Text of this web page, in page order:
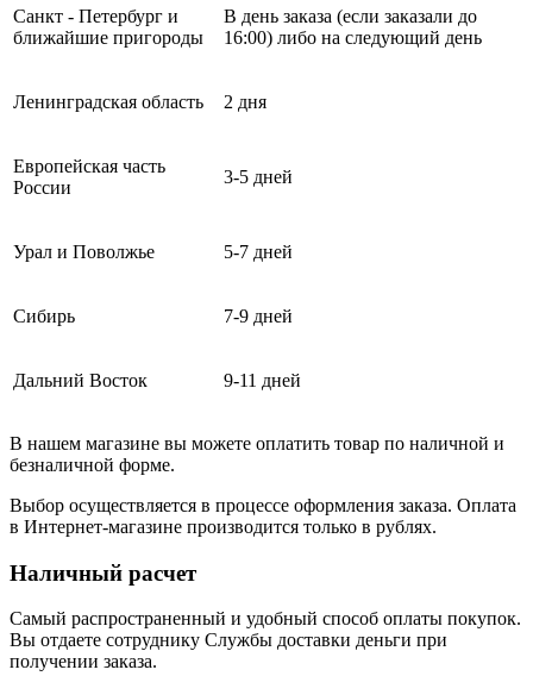
Санкт - Петербург и
ближайшие пригороды
В день заказа (если заказали до
16:00) либо на следующий день
Ленинградская область 2 дня
Европейская часть
России
3-5 дней
Урал и Поволжье 5-7 дней
Сибирь 7-9 дней
Дальний Восток 9-11 дней
В нашем магазине вы можете оплатить товар по наличной и
безналичной форме.
Выбор осуществляется в процессе оформления заказа. Оплата
в Интернет-магазине производится только в рублях.
Наличный расчет
Самый распространенный и удобный способ оплаты покупок.
Вы отдаете сотруднику Службы доставки деньги при
получении заказа.